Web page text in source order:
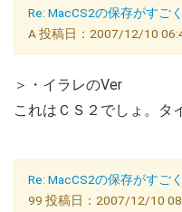
Re: MacCS2の保存がすご
A 投稿日：2007/12/10
＞・イラレのVer
これはＣＳ２でしょ。タ
Re: MacCS2の保存がすご
99 投稿日：2007/12/10